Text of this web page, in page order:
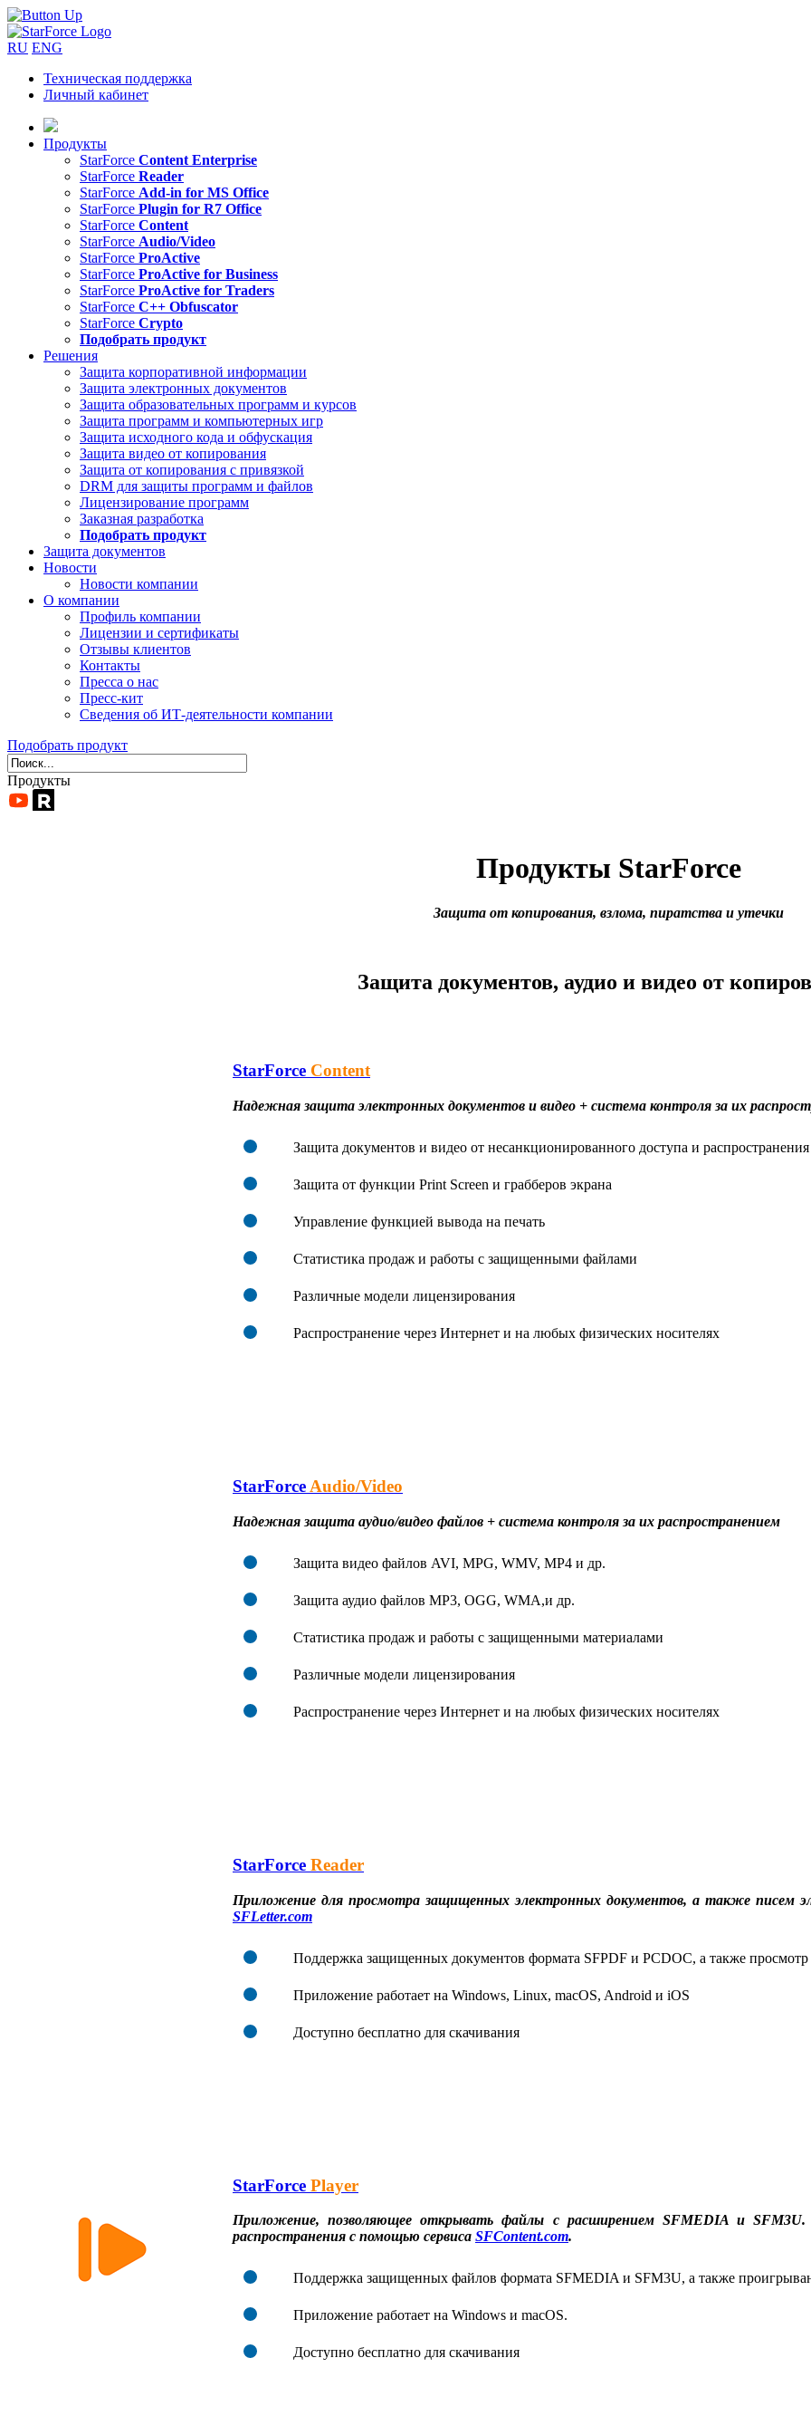
RU ENG
Техническая поддержка
Личный кабинет
Продукты
StarForce Content Enterprise
StarForce Reader
StarForce Add-in for MS Office
StarForce Plugin for R7 Office
StarForce Content
StarForce Audio/Video
StarForce ProActive
StarForce ProActive for Business
StarForce ProActive for Traders
StarForce C++ Obfuscator
StarForce Crypto
Подобрать продукт
Решения
Защита корпоративной информации
Защита электронных документов
Защита образовательных программ и курсов
Защита программ и компьютерных игр
Защита исходного кода и обфускация
Защита видео от копирования
Защита от копирования с привязкой
DRM для защиты программ и файлов
Лицензирование программ
Заказная разработка
Подобрать продукт
Защита документов
Новости
Новости компании
О компании
Профиль компании
Лицензии и сертификаты
Отзывы клиентов
Контакты
Пресса о нас
Пресс-кит
Сведения об ИТ-деятельности компании
Подобрать продукт
Продукты
Продукты StarForce
Защита от копирования, взлома, пиратства и утечки
Защита документов, аудио и видео от
StarForce Content
Надежная защита электронных документов и видео + система контроля за их
Защита документов и видео от несанкционированного доступа и распространения
Защита от функции Print Screen и грабберов экрана
Управление функцией вывода на печать
Статистика продаж и работы с защищенными файлами
Различные модели лицензирования
Распространение через Интернет и на любых физических носителях
StarForce Audio/Video
Надежная защита аудио/видео файлов + система контроля за их распространением
Защита видео файлов AVI, MPG, WMV, MP4 и др.
Защита аудио файлов MP3, OGG, WMA,и др.
Статистика продаж и работы с защищенными материалами
Различные модели лицензирования
Распространение через Интернет и на любых физических носителях
StarForce Reader
Приложение для просмотра защищенных электронных документов, а также писем
SFLetter.com
Поддержка защищенных документов формата SFPDF и PCDOC, а также
Приложение работает на Windows, Linux, macOS, Android и iOS
Доступно бесплатно для скачивания
StarForce Player
Приложение, позволяющее открывать файлы с расширением SFMEDIA и
распространения с помощью сервиса SFContent.com.
Поддержка защищенных файлов формата SFMEDIA и SFM3U, а также
Приложение работает на Windows и macOS.
Доступно бесплатно для скачивания